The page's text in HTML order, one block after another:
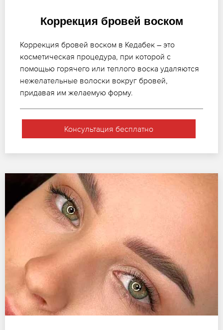
Коррекция бровей воском
Коррекция бровей воском в Кедабек – это
косметическая процедура, при которой с
помощью горячего или теплого воска удаляются
нежелательные волоски вокруг бровей,
придавая им желаемую форму.
Консультация бесплатно